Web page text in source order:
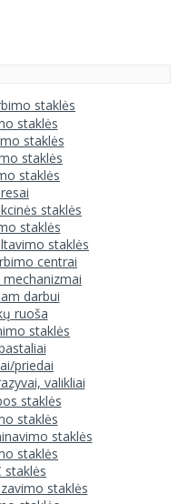
staklės
staklės
staklės
staklės
staklės
staklės
staklės
staklės
centrai
darbui
ruoša
staklės
priedai
valikliai
staklės
staklės
staklės
staklės
staklės
staklės